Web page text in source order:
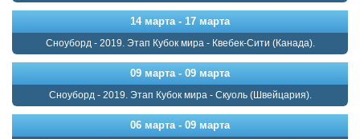
14 марта - 17 марта
Сноуборд - 2019. Этап Кубок мира - Квебек-Сити (Канада).
09 марта - 09 марта
Сноуборд - 2019. Этап Кубок мира - Скуоль (Швейцария).
06 марта - 09 марта